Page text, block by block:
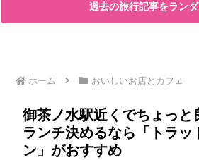
過去の旅行記事をラン
ホーム おいしいお店とカフェ
御茶ノ水駅近くでちょっと
ランチ決めるなら「トラッ
ン」がおすすめ